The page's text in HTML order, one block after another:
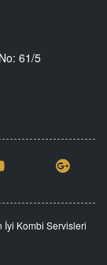
61/5
Kombi Servisleri